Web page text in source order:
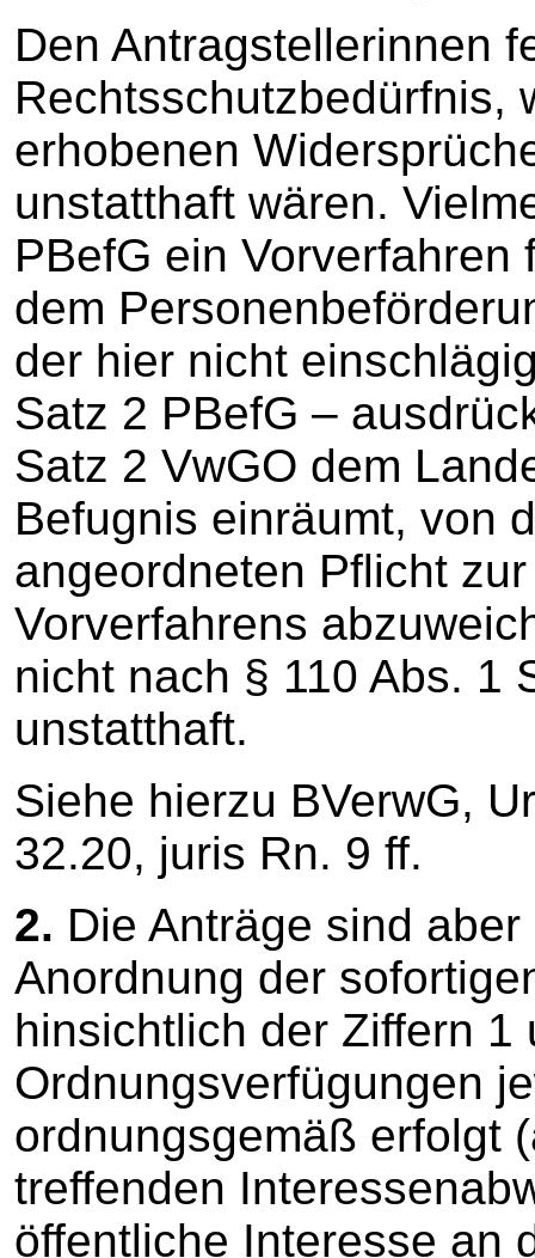
Den Antragstellerinnen
Rechtsschutzbedürfnis,
erhobenen
unstatthaft wären.
PBefG ein
dem
der hier nicht
Satz 2 PBefG –
Satz 2 VwGO dem
Befugnis einräumt, von
angeordneten Pflicht
Vorverfahrens
nicht nach § 110 Abs. 1
unstatthaft.
Siehe hierzu BVerwG,
32.20, juris Rn. 9 ff.
2. Die Anträge sind
Anordnung der
hinsichtlich der Ziffern
Ordnungsverfügungen
ordnungsgemäß erfolgt
treffenden
öffentliche Interesse an